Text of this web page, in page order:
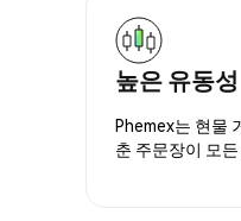
높은 유동성
Phemex는 현물
춘 주문장이 모